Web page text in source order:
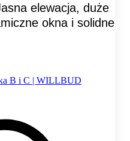
elewacja, duże
okna i solidne
B i C | WILLBUD